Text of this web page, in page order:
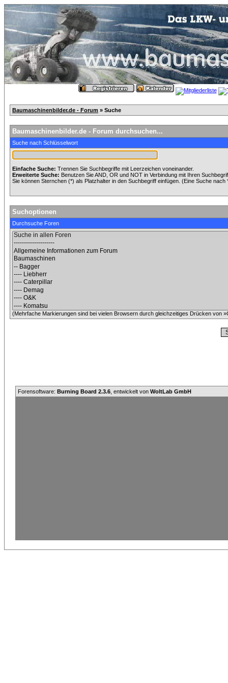
Baumaschinenbilder.de - Forum » Suche
Baumaschinenbilder.de - Forum durchsuchen...
Suche nach Schlüsselwort
Einfache Suche: Trennen Sie Suchbegriffe mit Leerzeichen voneinander.
Erweiterte Suche: Benutzen Sie AND, OR und NOT in Verbindung mit Ihren
Sie können Sternchen (*) als Platzhalter in den Suchbegriff einfügen. (Eine Suche
Suchoptionen
Durchsuche Foren
(Mehrfache Markierungen sind bei vielen Browsern durch gleichzeitiges Drücken von
Forensoftware: Burning Board 2.3.6 , entwickelt von WoltLab GmbH